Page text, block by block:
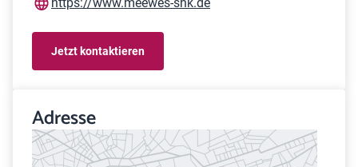
Jetzt kontaktieren
Adresse